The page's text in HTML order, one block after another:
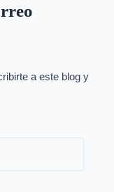
a este blog y